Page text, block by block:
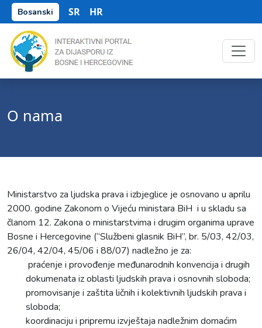
Bosanski SR HR
O nama
Ministarstvo za ljudska prava i izbjeglice je osnovano u aprilu
2000. godine Zakonom o Vijeću ministara BiH i u skladu sa
članom 12. Zakona o ministarstvima i drugim organima uprave
Bosne i Hercegovine (“Službeni glasnik BiH”, br. 5/03, 42/03,
26/04, 42/04, 45/06 i 88/07) nadležno je za:
praćenje i provođenje međunarodnih konvencija i drugih
dokumenata iz oblasti ljudskih prava i osnovnih sloboda;
promovisanje i zaštita ličnih i kolektivnih ljudskih prava i
sloboda;
koordinaciju i pripremu izvještaja nadležnim domaćim